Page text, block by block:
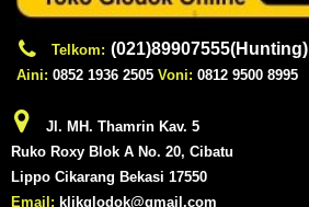
Telkom: (021)89907555(Hunting)
Aini: 0852 1936 2505 Voni: 0812 9500 8995
Jl. MH. Thamrin Kav. 5
Ruko Roxy Blok A No. 20, Cibatu
Lippo Cikarang Bekasi 17550
Email: klikglodok@gmail.com